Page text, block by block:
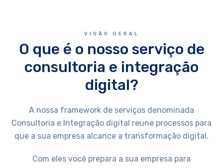
VISÃO GERAL
O que é o nosso serviço de
consultoria e integração
digital?
A nossa framework de serviços denominada
Consultoria e Integração digital reune processos para
que a sua empresa alcance a transformação digital.
Com eles você prepara a sua empresa para